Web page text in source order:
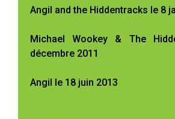
Angil and the Hiddentracks le 8
Michael Wookey & The
décembre 2011
Angil le 18 juin 2013